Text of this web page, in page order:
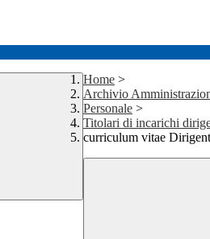
Home >
Archivio
Personale >
Titolari di incarichi
curriculum vitae